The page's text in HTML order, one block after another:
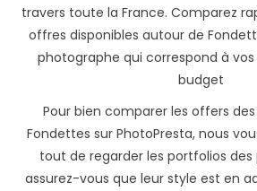
travers toute la France. Comparez
offres disponibles autour de
photographe qui correspond à
budget
Pour bien comparer les offers
Fondettes sur PhotoPresta, nous
tout de regarder les portfolios
assurez-vous que leur style est en